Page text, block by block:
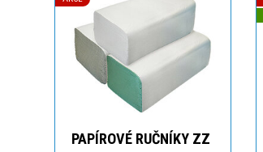
PAPÍROVÉ RUČNÍKY ZZ